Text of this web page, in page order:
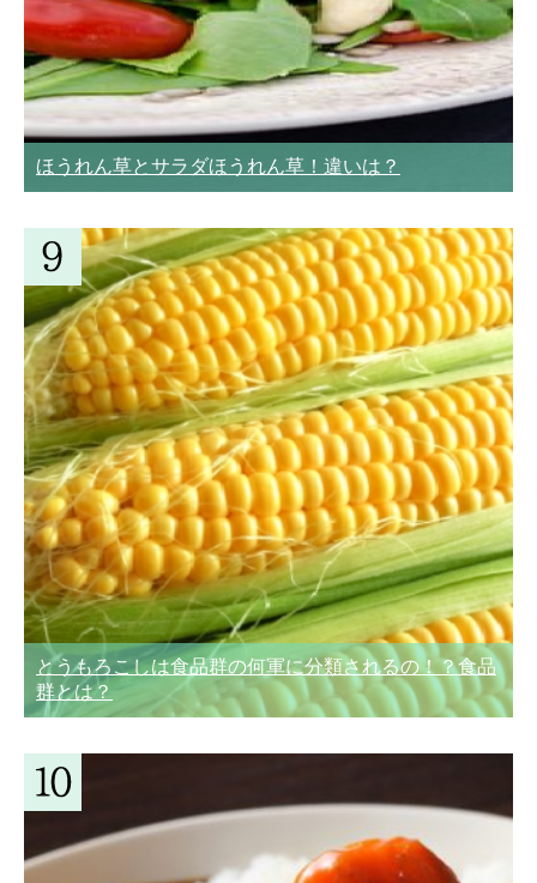
ほうれん草とサラダほうれん草！違いは？
とうもろこしは食品群の何軍に分類されるの！？食品
群とは？